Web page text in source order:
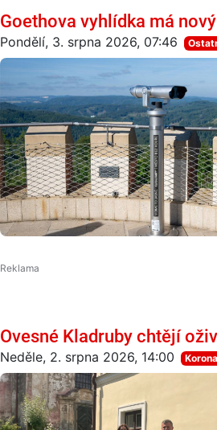
Goethova vyhlídka má
Pondělí, 3. srpna 2026, 07:46
Ovesné Kladruby chtějí
Neděle, 2. srpna 2026, 14:00